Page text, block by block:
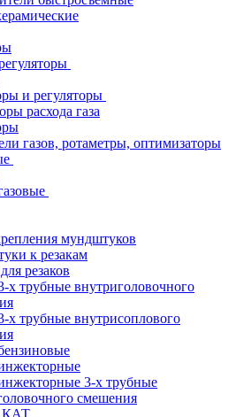
и регуляторы
расхода газа
газов, ротаметры, оптимизаторы
мундштуков
к резакам
резаков
х трубные внутриголовочного
х трубные внутрисоплового
3-х трубные
смешения